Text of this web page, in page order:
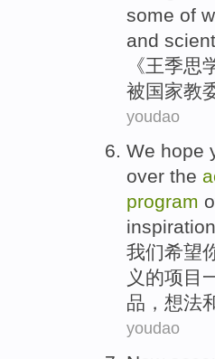
some of
and
《王季思
被国家教
youdao
We hope
over the
program
我们希望
义 的项目
品， 想法
youdao